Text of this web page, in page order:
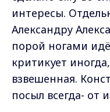
интересы.
Александру
порой ногами
критикует
взвешенная.
посыл всегда- от